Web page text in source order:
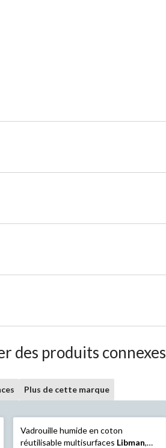
des produits connexes
Plus de cette marque
Vadrouille humide en coton
réutilisable multisurfaces Libman,